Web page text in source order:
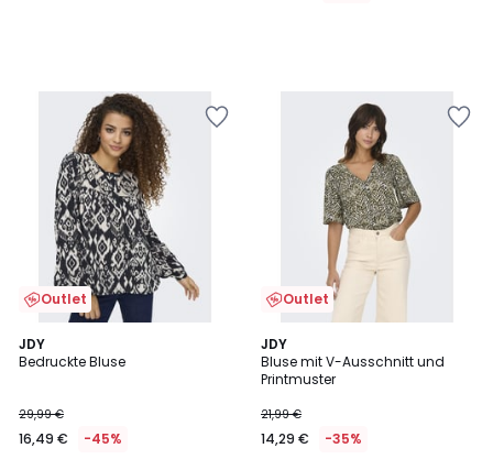
Outlet
JDY
Bedruckte Bluse
29,99 €
16,49 € -45%
5
/
Outlet
JDY
Bluse mit V-Ausschnitt und
Printmuster
21,99 €
14,29 € -35%
4,8
/ 5